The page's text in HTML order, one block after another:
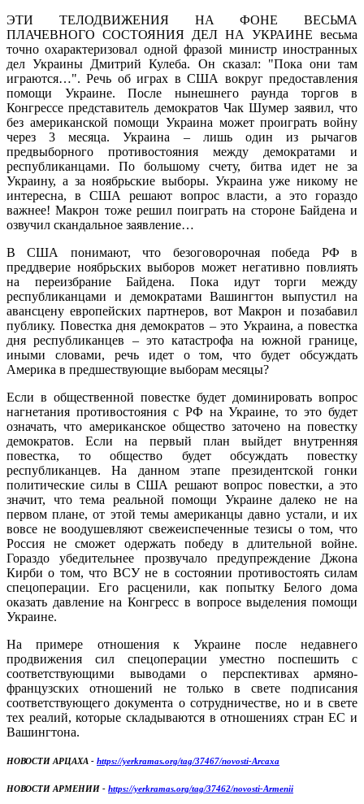
ЭТИ ТЕЛОДВИЖЕНИЯ НА ФОНЕ ВЕСЬМА
ПЛАЧЕВНОГО СОСТОЯНИЯ ДЕЛ НА УКРАИНЕ весьма
точно охарактеризовал одной фразой министр иностранных
дел Украины Дмитрий Кулеба. Он сказал: "Пока они там
играются…". Речь об играх в США вокруг предоставления
помощи Украине. После нынешнего раунда торгов в
Конгрессе представитель демократов Чак Шумер заявил, что
без американской помощи Украина может проиграть войну
через 3 месяца. Украина – лишь один из рычагов
предвыборного противостояния между демократами и
республиканцами. По большому счету, битва идет не за
Украину, а за ноябрьские выборы. Украина уже никому не
интересна, в США решают вопрос власти, а это гораздо
важнее! Макрон тоже решил поиграть на стороне Байдена и
озвучил скандальное заявление…
В США понимают, что безоговорочная победа РФ в
преддверие ноябрьских выборов может негативно повлиять
на переизбрание Байдена. Пока идут торги между
республиканцами и демократами Вашингтон выпустил на
авансцену европейских партнеров, вот Макрон и позабавил
публику. Повестка дня демократов – это Украина, а повестка
дня республиканцев – это катастрофа на южной границе,
иными словами, речь идет о том, что будет обсуждать
Америка в предшествующие выборам месяцы?
Если в общественной повестке будет доминировать вопрос
нагнетания противостояния с РФ на Украине, то это будет
означать, что американское общество заточено на повестку
демократов. Если на первый план выйдет внутренняя
повестка, то общество будет обсуждать повестку
республиканцев. На данном этапе президентской гонки
политические силы в США решают вопрос повестки, а это
значит, что тема реальной помощи Украине далеко не на
первом плане, от этой темы американцы давно устали, и их
вовсе не воодушевляют свежеиспеченные тезисы о том, что
Россия не сможет одержать победу в длительной войне.
Гораздо убедительнее прозвучало предупреждение Джона
Кирби о том, что ВСУ не в состоянии противостоять силам
спецоперации. Его расценили, как попытку Белого дома
оказать давление на Конгресс в вопросе выделения помощи
Украине.
На примере отношения к Украине после недавнего
продвижения сил спецоперации уместно поспешить с
соответствующими выводами о перспективах армяно-
французских отношений не только в свете подписания
соответствующего документа о сотрудничестве, но и в свете
тех реалий, которые складываются в отношениях стран ЕС и
Вашингтона.
НОВОСТИ АРЦАХА - https://yerkramas.org/tag/37467/novosti-Arcaxa
НОВОСТИ АРМЕНИИ - https://yerkramas.org/tag/37462/novosti-Armenii